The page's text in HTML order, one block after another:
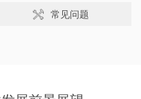
常见问题